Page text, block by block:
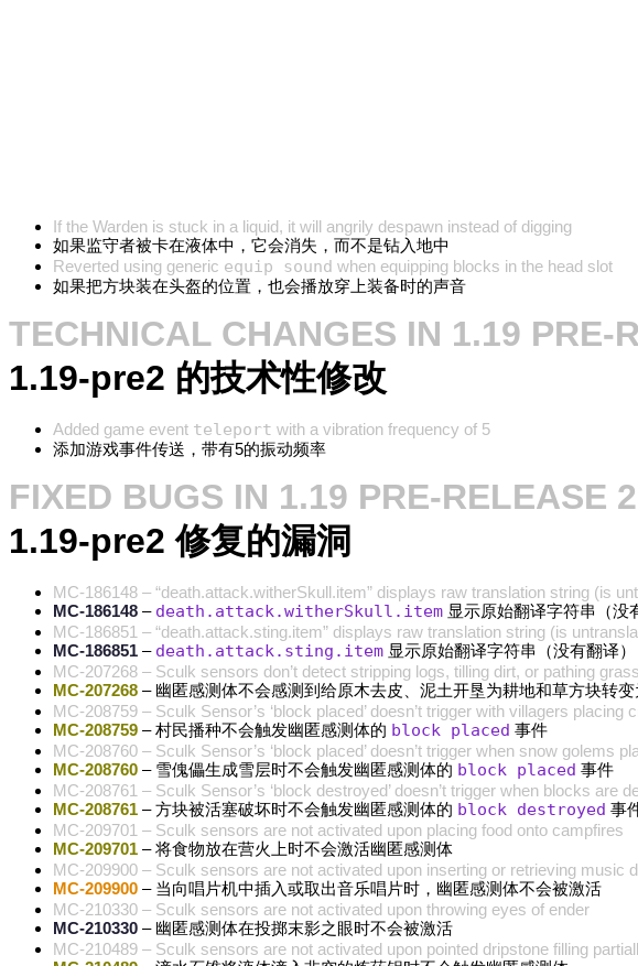
If the Warden is stuck in a liquid, it will angrily despawn instead of digging
如果监守者被卡在液体中，它会消失，而不是钻入地中
Reverted using generic equip sound when equipping blocks in the head slot
如果把方块装在头盔的位置，也会播放穿上装备时的声音
TECHNICAL CHANGES IN 1.19 PRE-
1.19-pre2 的技术性修改
Added game event teleport with a vibration frequency of 5
添加游戏事件传送，带有5的振动频率
FIXED BUGS IN 1.19 PRE-RELEASE 2
1.19-pre2 修复的漏洞
MC-186148 – “death.attack.witherSkull.item” displays raw translation string (is
MC-186148 – death.attack.witherSkull.item 显示原始翻译字符串（没
MC-186851 – “death.attack.sting.item” displays raw translation string (is
MC-186851 – death.attack.sting.item 显示原始翻译字符串（没有翻译）
MC-207268 – Sculk sensors don’t detect stripping logs, tilling dirt, or pathing grass
MC-207268 – 幽匿感测体不会感测到给原木去皮、泥土开垦为耕地和草方块转变
MC-208759 – Sculk Sensor’s ‘block placed’ doesn’t trigger with villagers placing
MC-208759 – 村民播种不会触发幽匿感测体的 block placed 事件
MC-208760 – Sculk Sensor’s ‘block placed’ doesn’t trigger when snow golems
MC-208760 – 雪傀儡生成雪层时不会触发幽匿感测体的 block placed 事件
MC-208761 – Sculk Sensor’s ‘block destroyed’ doesn’t trigger when blocks are
MC-208761 – 方块被活塞破坏时不会触发幽匿感测体的 block destroyed 事
MC-209701 – Sculk sensors are not activated upon placing food onto campfires
MC-209701 – 将食物放在营火上时不会激活幽匿感测体
MC-209900 – Sculk sensors are not activated upon inserting or retrieving music
MC-209900 – 当向唱片机中插入或取出音乐唱片时，幽匿感测体不会被激活
MC-210330 – Sculk sensors are not activated upon throwing eyes of ender
MC-210330 – 幽匿感测体在投掷末影之眼时不会被激活
MC-210489 – Sculk sensors are not activated upon pointed dripstone filling